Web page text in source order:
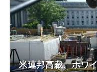
米連邦高裁、ホワ